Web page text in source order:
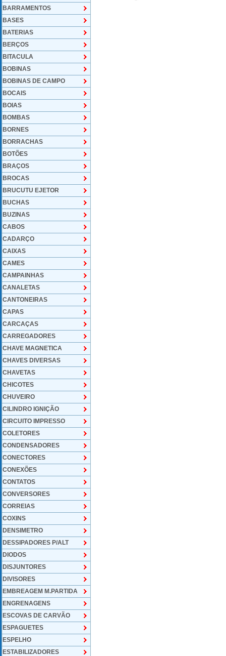
BARRAMENTOS
BASES
BATERIAS
BERÇOS
BITACULA
BOBINAS
BOBINAS DE CAMPO
BOCAIS
BOIAS
BOMBAS
BORNES
BORRACHAS
BOTÕES
BRAÇOS
BROCAS
BRUCUTU EJETOR
BUCHAS
BUZINAS
CABOS
CADARÇO
CAIXAS
CAMES
CAMPAINHAS
CANALETAS
CANTONEIRAS
CAPAS
CARCAÇAS
CARREGADORES
CHAVE MAGNETICA
CHAVES DIVERSAS
CHAVETAS
CHICOTES
CHUVEIRO
CILINDRO IGNIÇÃO
CIRCUITO IMPRESSO
COLETORES
CONDENSADORES
CONECTORES
CONEXÕES
CONTATOS
CONVERSORES
CORREIAS
COXINS
DENSIMETRO
DESSIPADORES P/ALT
DIODOS
DISJUNTORES
DIVISORES
EMBREAGEM M.PARTIDA
ENGRENAGENS
ESCOVAS DE CARVÃO
ESPAGUETES
ESPELHO
ESTABILIZADORES